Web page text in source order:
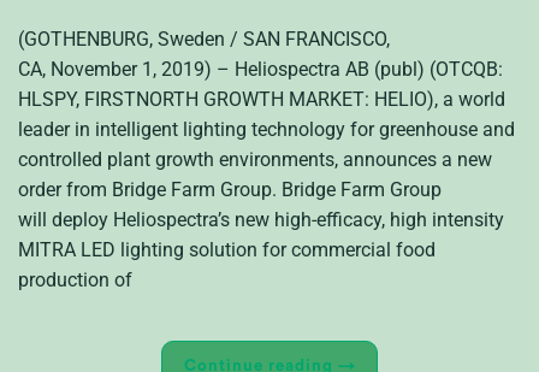
(GOTHENBURG, Sweden / SAN FRANCISCO,
CA, November 1, 2019) – Heliospectra AB (publ) (OTCQB:
HLSPY, FIRSTNORTH GROWTH MARKET: HELIO), a world
leader in intelligent lighting technology for greenhouse and
controlled plant growth environments, announces a new
order from Bridge Farm Group. Bridge Farm Group
will deploy Heliospectra’s new high-efficacy, high intensity
MITRA LED lighting solution for commercial food
production of
Continue reading →